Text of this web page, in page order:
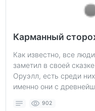
Карманный
Как известно, все
заметил в своей
Оруэлл, есть среди
именно они с
902